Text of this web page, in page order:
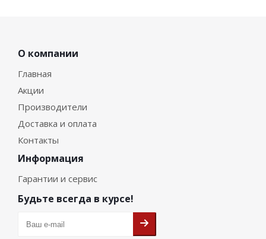
О компании
Главная
Акции
Производители
Доставка и оплата
Контакты
Информация
Гарантии и сервис
Будьте всегда в курсе!